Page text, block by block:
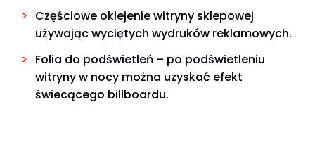
Częściowe oklejenie witryny sklepowej
używając wyciętych wydruków reklamowych.
Folia do podświetleń – po podświetleniu
witryny w nocy można uzyskać efekt
świecącego billboardu.